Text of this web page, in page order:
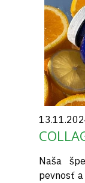
Naša
pevnosť